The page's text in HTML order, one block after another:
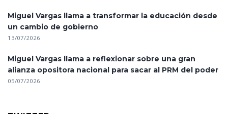
Miguel Vargas llama a transformar la educación desde
un cambio de gobierno
13/07/2026
Miguel Vargas llama a reflexionar sobre una gran
alianza opositora nacional para sacar al PRM del poder
05/07/2026